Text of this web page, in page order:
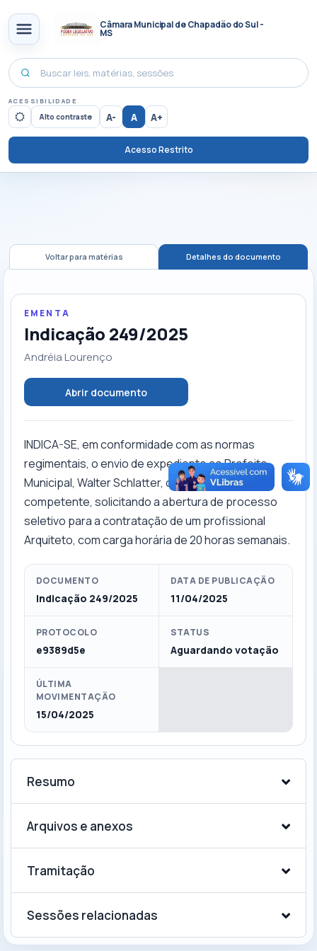
Câmara Municipal de Chapadão do Sul -
MS
ACESSIBILIDADE
Alto contraste A- A A+
Acesso Restrito
Voltar para matérias Detalhes do documento
EMENTA
Indicação 249/2025
Andréia Lourenço
Abrir documento
INDICA-SE, em conformidade com as normas
regimentais, o envio de expediente ao Prefeito
Municipal, Walter Schlatter, com cópia ao setor
competente, solicitando a abertura de processo
seletivo para a contratação de um profissional
Arquiteto, com carga horária de 20 horas semanais.
DOCUMENTO
Indicação 249/2025
DATA DE PUBLICAÇÃO
11/04/2025
PROTOCOLO
e9389d5e
STATUS
Aguardando votação
ÚLTIMA
MOVIMENTAÇÃO
15/04/2025
Resumo
Arquivos e anexos
Tramitação
Sessões relacionadas